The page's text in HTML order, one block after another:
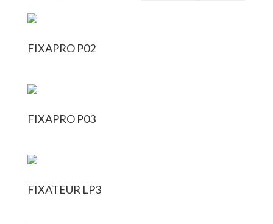
FIXAPRO P02
FIXAPRO P03
FIXATEUR LP3